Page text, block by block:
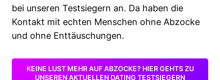
bei unseren Testsiegern an. Da haben die
Kontakt mit echten Menschen ohne Abzocke
und ohne Enttäuschungen.
KEINE LUST MEHR AUF ABZOCKE? HIER GEHTS ZU
UNSEREN AKTUELLEN DATING TESTSIEGERN